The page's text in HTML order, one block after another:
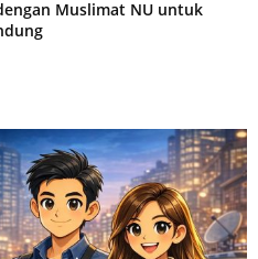
Muslimat NU untuk